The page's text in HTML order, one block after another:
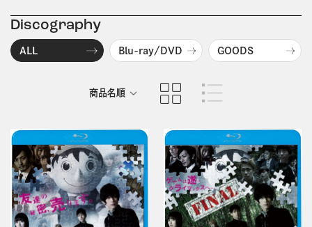
Discography
ALL Blu-ray/DVD GOODS
商品名順